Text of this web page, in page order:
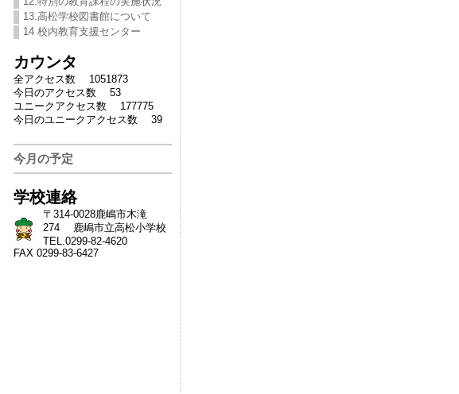
13.高松学校図書館について
14 校内教育支援センター
カウンタ
全アクセス数 1051873
今日のアクセス数 53
ユニークアクセス数 177775
今日のユニークアクセス数 39
今月の予定
学校連絡
〒314-0028鹿嶋市木滝
274 鹿嶋市立高松小学校
TEL.0299-82-4620
FAX 0299-83-6427